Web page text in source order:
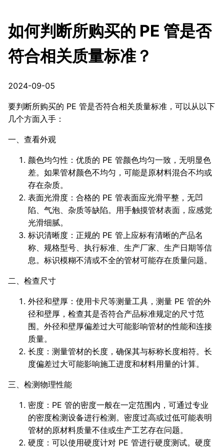
如何判断所购买的 PE 管是否
符合相关质量标准？
2024-09-05
要判断所购买的 PE 管是否符合相关质量标准，可以从以下
几个方面入手：
一、查看外观
颜色均匀性：优质的 PE 管颜色均匀一致，无明显色
差。如果管材颜色不均匀，可能是原材料混合不均或
存在杂质。
表面光滑度：合格的 PE 管表面应光滑平整，无凹
陷、气泡、杂质等缺陷。用手触摸管材表面，应感觉
光滑细腻。
标识清晰度：正规的 PE 管上应标有清晰的产品名
称、规格型号、执行标准、生产厂家、生产日期等信
息。标识模糊不清或不全的管材可能存在质量问题。
二、检查尺寸
外径和壁厚：使用卡尺等测量工具，测量 PE 管的外
径和壁厚，检查其是否符合产品标准规定的尺寸范
围。外径和壁厚偏差过大可能影响管材的性能和连接
质量。
长度：测量管材的长度，确保其与标称长度相符。长
度偏差过大可能影响施工进度和材料用量的计算。
三、检测物理性能
密度：PE 管的密度一般在一定范围内，可通过专业
的密度检测设备进行检测。密度过高或过低可能表明
管材的原材料质量不佳或生产工艺存在问题。
硬度：可以使用硬度计对 PE 管进行硬度测试。硬度